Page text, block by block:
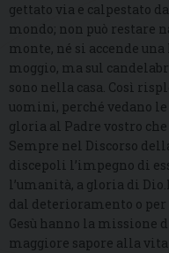
gettato via e calpestato
mondo; non può restare
monte, né si accende
moggio, ma sul
sono nella casa. Così
uomini, perché vedano le
gloria al Padre vostro che
Sempre nel Discorso
discepoli l’impegno di
l’umanità, a gloria di
dal deterioramento o
Gesù hanno la missione
maggiore sapore alla